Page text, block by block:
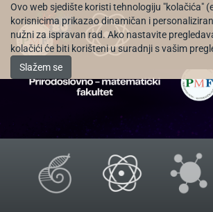
Ovo web sjedište koristi tehnologiju "kolačića"
korisnicima prikazao dinamičan i
nužni za ispravan rad. Ako nastavite
kolačići će biti korišteni u suradnji s vašim
Slažem se